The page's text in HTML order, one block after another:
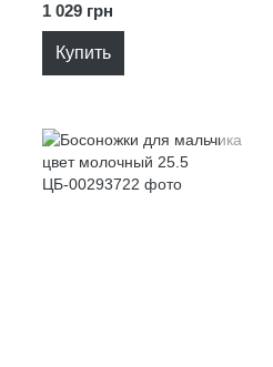
1 029 грн
Купить